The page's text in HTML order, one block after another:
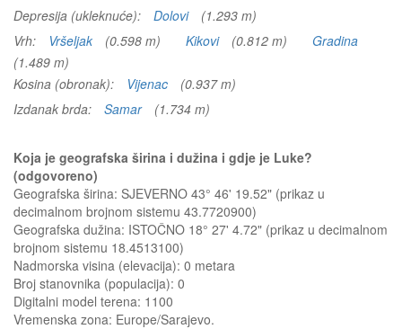
Depresija (ukleknuće):
Dolovi
(1.293 m)
Vrh:
Vršeljak (0.598 m) Kikovi (0.812 m)
Gradina
(1.489 m)
Kosina (obronak):
Vijenac
(0.937 m)
Izdanak brda:
Samar (1.734 m)
Koja je geografska širina i dužina i gdje je Luke?
(odgovoreno)
Geografska širina: SJEVERNO 43° 46' 19.52" (prikaz u
decimalnom brojnom sistemu 43.7720900)
Geografska dužina: ISTOČNO 18° 27' 4.72" (prikaz u decimalnom
brojnom sistemu 18.4513100)
Nadmorska visina (elevacija): 0 metara
Broj stanovnika (populacija): 0
Digitalni model terena: 1100
Vremenska zona: Europe/Sarajevo.